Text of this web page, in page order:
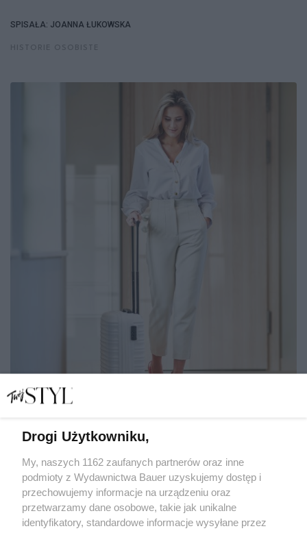
SPISAŁA: JOANNA ŁUKOWSKA
Okazało się, że jej gościnność nie jest bezinteresowna"
SPISAŁA: JOANNA ŁUKOWSKA
HISTORIE OSOBISTE
Drogi Użytkowniku,
My, naszych 1162 zaufanych partnerów oraz inne
podmioty z Wydawnictwa Bauer uzyskujemy dostęp i
przechowujemy informacje na urządzeniu oraz
przetwarzamy dane osobowe, takie jak unikalne
identyfikatory, standardowe informacje wysyłane przez